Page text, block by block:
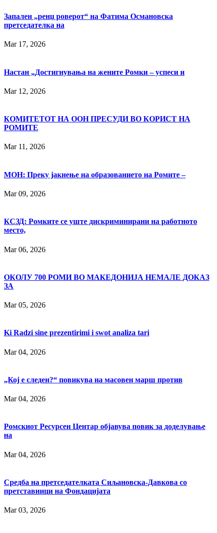
Запален „ренџ роверот“ на Фатима Османовска
претседателка на
Mar 17, 2026
Настан „Достигнувања на жените Ромки – успеси и
Mar 12, 2026
КОМИТЕТОТ НА ООН ПРЕСУДИ ВО КОРИСТ НА
РОМИТЕ
Mar 11, 2026
МОН: Преку јакнење на образованието на Ромите –
Mar 09, 2026
КСЗД: Ромките се уште дискриминирани на работното
место,
Mar 06, 2026
ОКОЛУ 700 РОМИ ВО МАКЕДОНИЈА НЕМАЛЕ ДОКАЗ
ЗА
Mar 05, 2026
Ki Radzi sine prezentirimi i swot analiza tari
Mar 04, 2026
„Кој е следен?“ повикува на масовен марш против
Mar 04, 2026
Ромскиот Ресурсен Центар објавува повик за доделување
на
Mar 04, 2026
Средба на претседателката Сиљановска-Давкова со
претставници на Фондацијата
Mar 03, 2026